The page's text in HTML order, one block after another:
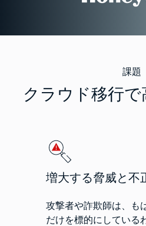
課題
クラウド移行
増大する脅威と不
攻撃者や詐欺師は、も
だけを標的にしている